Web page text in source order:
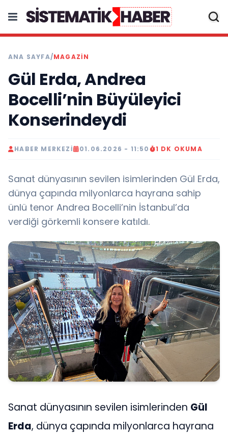
ANA SAYFA/MAGAZİN
Gül Erda, Andrea
Bocelli’nin Büyüleyici
Konserindeydi
HABER MERKEZI 01.06.2026 - 11:50 1 DK OKUMA
Sanat dünyasının sevilen isimlerinden Gül Erda,
dünya çapında milyonlarca hayrana sahip
ünlü tenor Andrea Bocelli’nin İstanbul’da
verdiği görkemli konsere katıldı.
Sanat dünyasının sevilen isimlerinden Gül
Erda, dünya çapında milyonlarca hayrana